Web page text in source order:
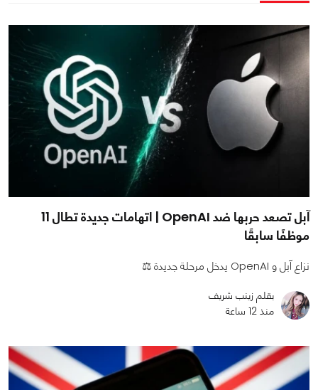
آبل تصعد حربها ضد OpenAI | اتهامات جديدة تطال 11
موظفًا سابقًا
نزاع آبل و OpenAI يدخل مرحلة جديدة ⚖️
بقلم زينب شريف
منذ 12 ساعة